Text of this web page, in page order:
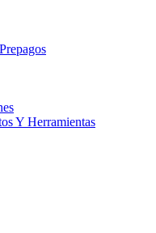
Y Herramientas